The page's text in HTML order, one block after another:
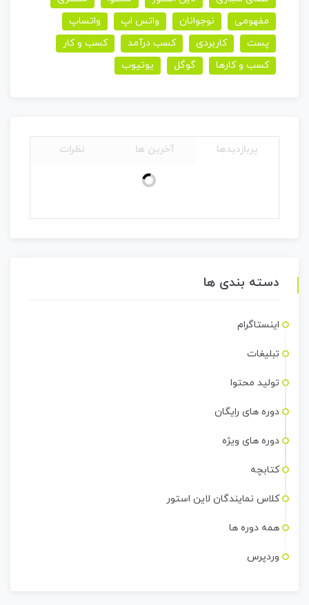
مفهومی
نوجوانان واتس اپ
واتساپ
پست
کاربردی کسب درآمد
کسب و کار
کسب و کارها
گوگل یوتیوب
پربازدیدها آخرین ها نظرات
دسته بندی ها
اینستاگرام
تبلیغات
تولید محتوا
دوره های رایگان
دوره های ویژه
کتابچه
کلاس نمایندگان لاین استور
همه دوره ها
وردپرس